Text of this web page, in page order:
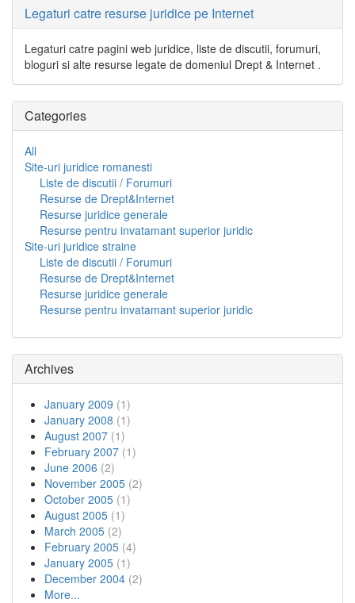
Legaturi catre resurse juridice pe Internet
Legaturi catre pagini web juridice, liste de discutii, forumuri,
bloguri si alte resurse legate de domeniul Drept & Internet .
Categories
All
Site-uri juridice romanesti
Liste de discutii / Forumuri
Resurse de Drept&Internet
Resurse juridice generale
Resurse pentru invatamant superior juridic
Site-uri juridice straine
Liste de discutii / Forumuri
Resurse de Drept&Internet
Resurse juridice generale
Resurse pentru invatamant superior juridic
Archives
January 2009 (1)
January 2008 (1)
August 2007 (1)
February 2007 (1)
June 2006 (2)
November 2005 (2)
October 2005 (1)
August 2005 (1)
March 2005 (2)
February 2005 (4)
January 2005 (1)
December 2004 (2)
More...